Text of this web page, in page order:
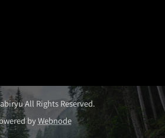
All Rights Reserved.
byWebnode